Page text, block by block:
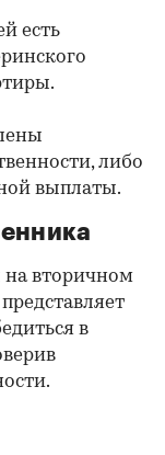
есть
либо
выплаты.
на вторичном
в